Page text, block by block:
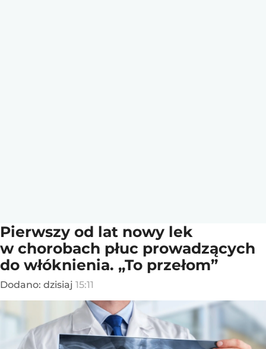
Pierwszy od lat nowy lek
w chorobach płuc prowadzących
do włóknienia. „To przełom”
Dodano: dzisiaj 15:11